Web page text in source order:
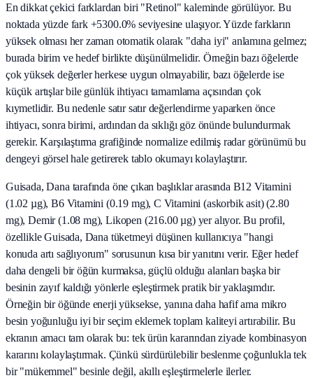
En dikkat çekici farklardan biri "Retinol" kaleminde görülüyor. Bu
noktada yüzde fark +5300.0% seviyesine ulaşıyor. Yüzde farkların
yüksek olması her zaman otomatik olarak "daha iyi" anlamına gelmez;
burada birim ve hedef birlikte düşünülmelidir. Örneğin bazı öğelerde
çok yüksek değerler herkese uygun olmayabilir, bazı öğelerde ise
küçük artışlar bile günlük ihtiyacı tamamlama açısından çok
kıymetlidir. Bu nedenle satır satır değerlendirme yaparken önce
ihtiyacı, sonra birimi, ardından da sıklığı göz önünde bulundurmak
gerekir. Karşılaştırma grafiğinde normalize edilmiş radar görünümü bu
dengeyi görsel hale getirerek tablo okumayı kolaylaştırır.
Guisada, Dana tarafında öne çıkan başlıklar arasında B12 Vitamini
(1.02 µg), B6 Vitamini (0.19 mg), C Vitamini (askorbik asit) (2.80
mg), Demir (1.08 mg), Likopen (216.00 µg) yer alıyor. Bu profil,
özellikle Guisada, Dana tüketmeyi düşünen kullanıcıya "hangi
konuda artı sağlıyorum" sorusunun kısa bir yanıtını verir. Eğer hedef
daha dengeli bir öğün kurmaksa, güçlü olduğu alanları başka bir
besinin zayıf kaldığı yönlerle eşleştirmek pratik bir yaklaşımdır.
Örneğin bir öğünde enerji yüksekse, yanına daha hafif ama mikro
besin yoğunluğu iyi bir seçim eklemek toplam kaliteyi artırabilir. Bu
ekranın amacı tam olarak bu: tek ürün kararından ziyade kombinasyon
kararını kolaylaştırmak. Çünkü sürdürülebilir beslenme çoğunlukla tek
bir "mükemmel" besinle değil, akıllı eşleştirmelerle ilerler.